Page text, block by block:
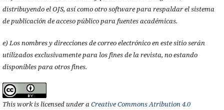
distribuyendo el OJS, así como otro software para respaldar el sistema
de publicación de acceso público para fuentes académicas.
e) Los nombres y direcciones de correo electrónico en este sitio serán
utilizados exclusivamente para los fines de la revista, no estando
disponibles para otros fines.
This work is licensed under aCreative Commons Atribution 4.0